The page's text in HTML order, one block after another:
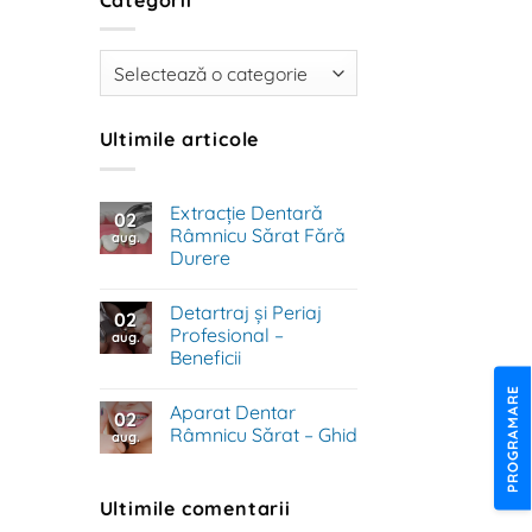
Categorii
Ultimile articole
02
aug.
Extracție Dentară
Râmnicu Sărat Fără
Durere
la
Extracție
Dentară
Râmnicu
Durere
02
aug.
Detartraj și Periaj
Profesional –
Beneficii
la
Detartraj
și
Beneficii
02
aug.
Aparat Dentar
Râmnicu Sărat – Ghid
Aparat
Dentar
Ultimile comentarii
PROGRAMARE